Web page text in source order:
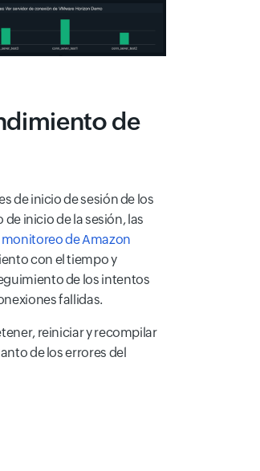
de
de inicio de sesión de los
inicio de la sesión, las
monitoreo de Amazon
con el tiempo y
de los intentos
fallidas.
reiniciar y recompilar
de los errores del